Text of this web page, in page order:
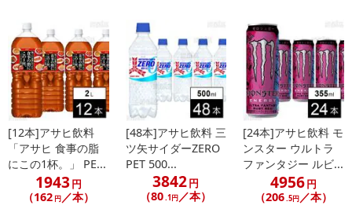
[12本]アサヒ飲料
「アサヒ 食事の脂
にこの1杯。」 PE...
1943円
（162 円／本）
[48本]アサヒ飲料 三
ツ矢サイダーZERO
PET 500...
3842円
（80 .1円 ／本）
[24本]アサヒ飲料 モ
ンスター ウルトラ
ファンタジー ルビ...
4956円
（206 .5円 ／本）